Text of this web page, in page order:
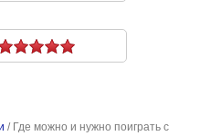
/ Где можно и нужно поиграть с